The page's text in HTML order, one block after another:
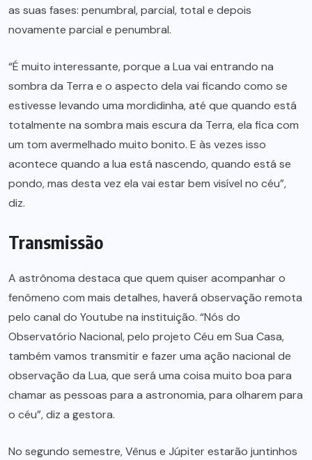
as suas fases: penumbral, parcial, total e depois
novamente parcial e penumbral.
“É muito interessante, porque a Lua vai entrando na
sombra da Terra e o aspecto dela vai ficando como se
estivesse levando uma mordidinha, até que quando está
totalmente na sombra mais escura da Terra, ela fica com
um tom avermelhado muito bonito. E às vezes isso
acontece quando a lua está nascendo, quando está se
pondo, mas desta vez ela vai estar bem visível no céu”,
diz.
Transmissão
A astrônoma destaca que quem quiser acompanhar o
fenômeno com mais detalhes, haverá observação remota
pelo canal do Youtube na instituição. “Nós do
Observatório Nacional, pelo projeto Céu em Sua Casa,
também vamos transmitir e fazer uma ação nacional de
observação da Lua, que será uma coisa muito boa para
chamar as pessoas para a astronomia, para olharem para
o céu”, diz a gestora.
No segundo semestre, Vênus e Júpiter estarão juntinhos